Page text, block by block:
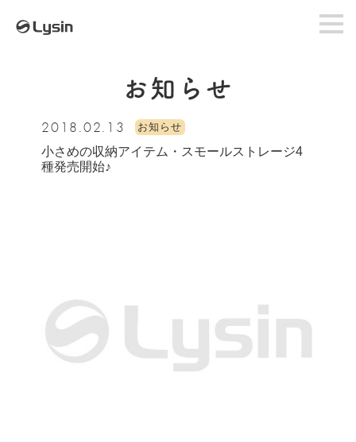
お知らせ
2018.02.13 お知らせ
小さめの収納アイテム・スモールストレージ4
種発売開始♪